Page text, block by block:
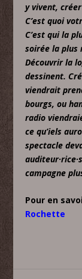
y vivent,
C’est quoi
C’est qui la
soirée la plus
Découvrir la
dessinent.
viendrait
bourgs, ou
radio
ce qu’iels
spectacle
campagne
Pour en
Rochette